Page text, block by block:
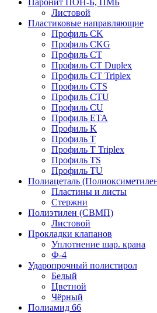
Паронит ПОН-Б, ПМБ
Листовой
Пластиковые направляющие
Профиль CK
Профиль CKG
Профиль CT
Профиль CT Duplex
Профиль CT Triplex
Профиль CTS
Профиль CTU
Профиль CU
Профиль ETA
Профиль K
Профиль T
Профиль T Triplex
Профиль TS
Профиль TU
Полиацеталь
Пластины и листы
Стержни
Полиэтилен (СВМП)
Листовой
Прокладки клапанов
Уплотнение шар. крана
Ф-4
Ударопрочный полистирол
Белый
Цветной
Чёрный
Полиамид 66